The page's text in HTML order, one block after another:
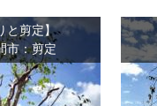
と剪定】
市：剪定